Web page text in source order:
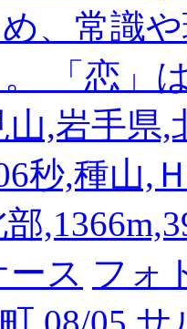
、常識
「恋」
山,岩手県,
秒,種山,
ス フォ